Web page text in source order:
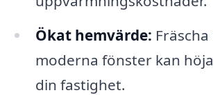
Ökat hemvärde:
moderna fönster kan
din fastighet.